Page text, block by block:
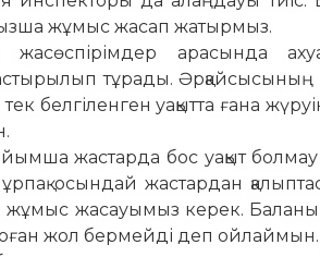
жұмыс жасап жатырмыз.
жасөспірімдер арасында
тұрады. Әрқайсысының
белгіленген уақытта ғана
жастарда бос уақыт
ұрпақ осындай жастардан
жасауымыз керек.
оған жол бермейді деп ойлаймын.